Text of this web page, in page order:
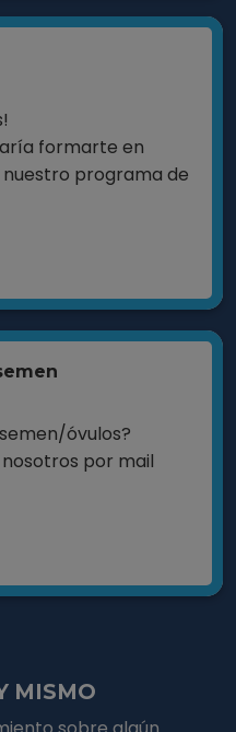
formarte en
programa de
óvulos?
por mail
MISMO